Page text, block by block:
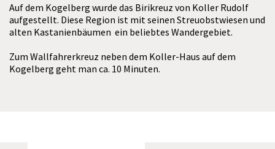
Auf dem Kogelberg wurde das Birikreuz von Koller Rudolf
aufgestellt. Diese Region ist mit seinen Streuobstwiesen und
alten Kastanienbäumen ein beliebtes Wandergebiet.
Zum Wallfahrerkreuz neben dem Koller-Haus auf dem
Kogelberg geht man ca. 10 Minuten.